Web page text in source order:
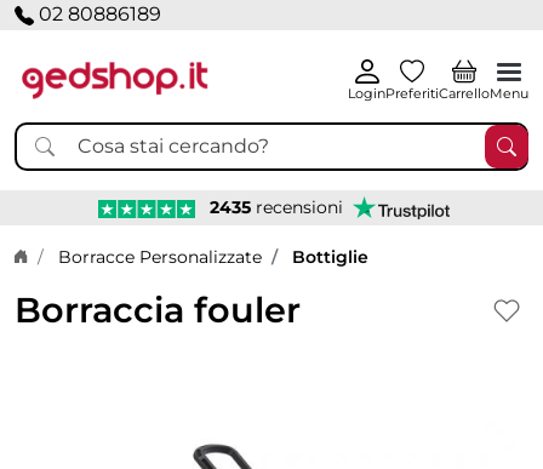
02 80886189
LoginPreferitiCarrelloMenu
2435 recensioni
Home page
Borracce Personalizzate Bottiglie
Borraccia fouler